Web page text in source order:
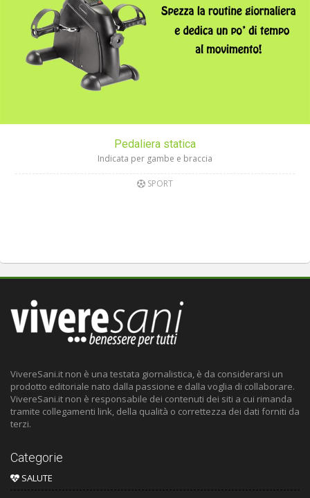
Pedaliera statica
Indicata per gambe e braccia
SPORT
VivereSani.it non è una testata giornalistica, è da considerarsi un
prodotto editoriale nato dalla passione e dalla voglia di collaborare.
VivereSani.it non è responsabile dei contenuti dei siti a cui rimanda
tramite collegamenti link, della qualità o correttezza dei dati forniti da
terzi.
Categorie
SALUTE